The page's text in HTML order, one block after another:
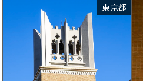
東京都